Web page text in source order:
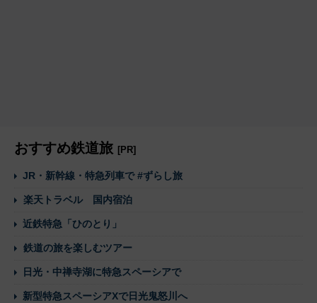
おすすめ鉄道旅 [PR]
JR・新幹線・特急列車で #ずらし旅
楽天トラベル 国内宿泊
近鉄特急「ひのとり」
鉄道の旅を楽しむツアー
日光・中禅寺湖に特急スペーシアで
新型特急スペーシアXで日光鬼怒川へ